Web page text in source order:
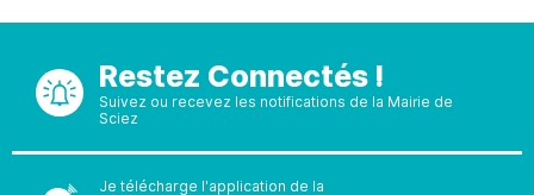
Restez Connectés !
Suivez ou recevez les notifications de la Mairie de
Sciez
Je télécharge l'application de la